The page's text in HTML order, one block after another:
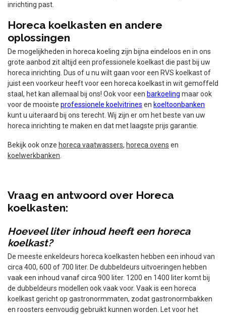
inrichting past.
Horeca koelkasten en andere
oplossingen
De mogelijkheden in horeca koeling zijn bijna eindeloos en in ons
grote aanbod zit altijd een professionele koelkast die past bij uw
horeca inrichting. Dus of u nu wilt gaan voor een RVS koelkast of
juist een voorkeur heeft voor een horeca koelkast in wit gemoffeld
staal, het kan allemaal bij ons! Ook voor een barkoeling maar ook
voor de mooiste professionele koelvitrines en koeltoonbanken
kunt u uiteraard bij ons terecht. Wij zijn er om het beste van uw
horeca inrichting te maken en dat met laagste prijs garantie.
Bekijk ook onze horeca vaatwassers, horeca ovens en
koelwerkbanken
Vraag en antwoord over Horeca
koelkasten:
Hoeveel liter inhoud heeft een horeca
koelkast?
De meeste enkeldeurs horeca koelkasten hebben een inhoud van
circa 400, 600 of 700 liter. De dubbeldeurs uitvoeringen hebben
vaak een inhoud vanaf circa 900 liter. 1200 en 1400 liter komt bij
de dubbeldeurs modellen ook vaak voor. Vaak is een horeca
koelkast gericht op gastronormmaten, zodat gastronormbakken
en roosters eenvoudig gebruikt kunnen worden. Let voor het